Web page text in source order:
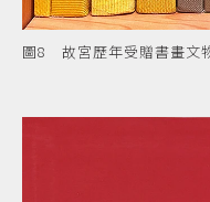
圖8 故宮歷年受贈書畫文